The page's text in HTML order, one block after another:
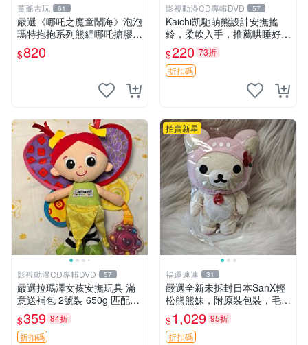
董爺古玩 61
嚴選《哪吒之魔童鬧海》泡泡
瑪特抱抱系列熊貓哪吒搪膠臉
毛絨， STATE：如圖顯示 哪
吒 毛絨公仔 泡泡瑪特
$820
影視動漫CD專輯DVD 57
Kaichi凱馳萌熊設計安撫搖
鈴，柔軟入手，推薦哄睡好選
擇 熊公仔 安撫玩具 喂食環
$220 73折
折扣碼
影視動漫CD專輯DVD 57
嚴選拉瑪澤女孩安撫玩具 滿
意送補包 2號裝 650g 匹配嬰
幼童舒壓好伴侶 女孩專用 安
心選擇 安撫玩偶 衝包 玩具
$359 84折
折扣碼
拍賣新星
福運連連 31
嚴選全新未拆封日本SanX輕
松熊熊妹，附原裝包裝，毛絨
質地極佳，細膩可愛，推薦收
藏兼送禮，適合女性好友或家
人，限量釋出。鬆熊、熊玩
$1,029 95折
折扣碼